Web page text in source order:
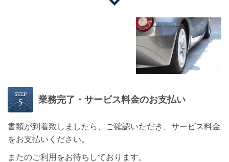
業務完了・サービス料金のお支払い
書類が到着致しましたら、ご確認いただき、サービス料金
をお支払いください。
またのご利用をお待ちしております。